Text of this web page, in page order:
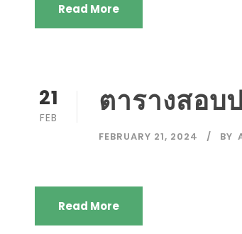
Read More
21
FEB ตารางสอบ
FEBRUARY 21, 2024 BY
Read More